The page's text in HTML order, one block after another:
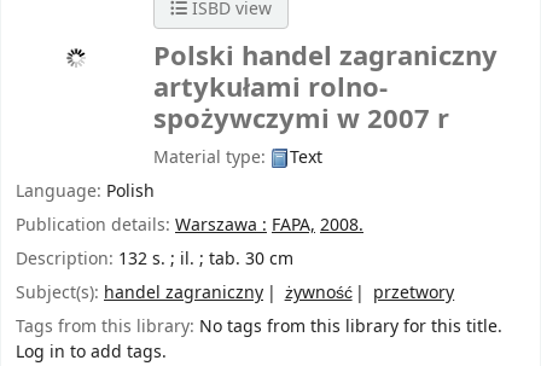
ISBD view
Polski handel zagraniczny
artykułami rolno-
spożywczymi w 2007 r
Material type:
Text
Language: Polish
Publication details: Warszawa : FAPA, 2008.
Description: 132 s. ; il. ; tab. 30 cm
Subject(s): handel zagraniczny żywność
przetwory
Tags from this library: No tags from this library for this title.
Log in to add tags.